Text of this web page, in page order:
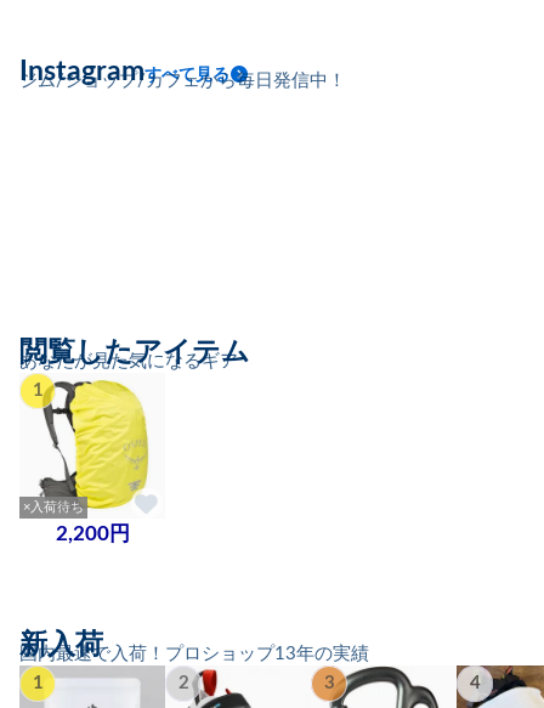
ジム/ショップ/カフェから毎日発信中！
Instagramすべて見る
あなたが見た気になるギア
閲覧したアイテム
1
×入荷待ち
2,200円
国内最速で入荷！プロショップ13年の実績
新入荷
1 2 3 4